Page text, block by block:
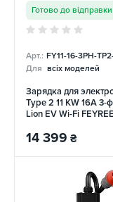
Готово до відправки
Арт.: FY11-16-3PH-
Для всіх моделей
Зарядка для
Type 2 11 KW 16A 3-
Lion EV Wi-Fi FEYREE
14 399 ₴